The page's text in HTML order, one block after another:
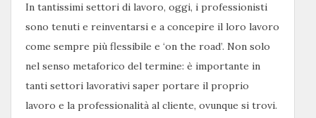
In tantissimi settori di lavoro, oggi, i professionisti
sono tenuti e reinventarsi e a concepire il loro lavoro
come sempre più flessibile e ‘on the road’. Non solo
nel senso metaforico del termine: è importante in
tanti settori lavorativi saper portare il proprio
lavoro e la professionalità al cliente, ovunque si trovi.